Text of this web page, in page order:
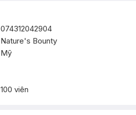
074312042904
Nature's Bounty
Mỹ
100 viên